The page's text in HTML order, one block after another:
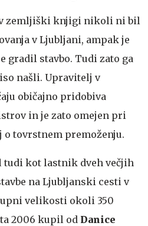
v zemljiški knjigi nikoli ni bil
v Ljubljani, ampak je
gradil stavbo. Tudi zato ga
našli. Upravitelj v
običajno pridobiva
in je zato omejen pri
tovrstnem premoženju.
tudi kot lastnik dveh večjih
na Ljubljanski cesti v
velikosti okoli 350
2006 kupil od Danice